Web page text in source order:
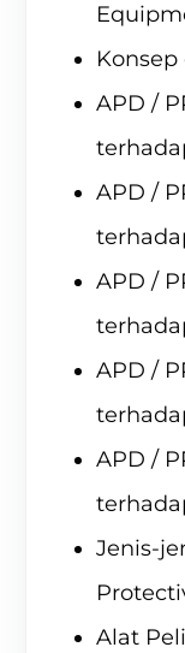
Konsep
APD /
APD /
APD /
APD /
APD /
Jenis-
Alat